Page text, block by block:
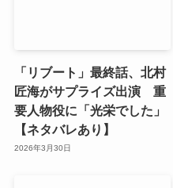
「リブート」最終話、北村
匠海がサプライズ出演 重
要人物役に「光栄でした」
【ネタバレあり】
2026年3月30日